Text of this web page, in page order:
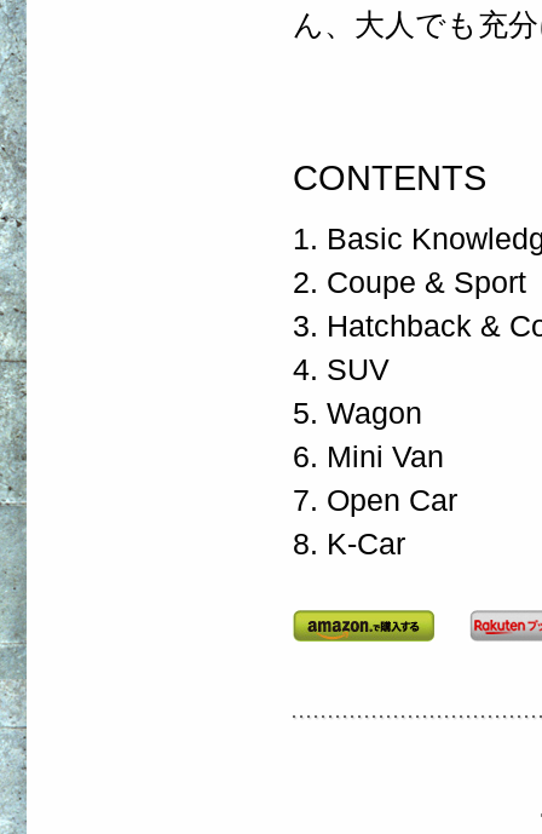
ん、大人でも充
CONTENTS
1. Basic
2. Coupe & Sport
3. Hatchback &
4. SUV
5. Wagon
6. Mini Van
7. Open Car
8. K-Car